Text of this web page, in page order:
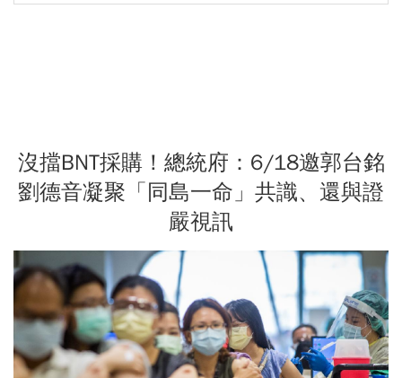
沒擋BNT採購！總統府：6/18邀郭台銘
劉德音凝聚「同島一命」共識、還與證
嚴視訊